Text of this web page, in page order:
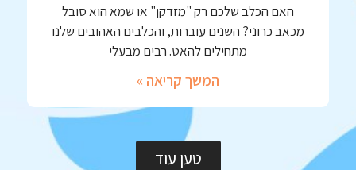
האם הכלב שלכם רק "מזדקן" או שמא הוא סובל
מכאב כרוני? השנים עוברות, והכלבים האהובים שלנו
מתחילים להאט. רבים מבעלי
המשך קריאה »
טען עוד